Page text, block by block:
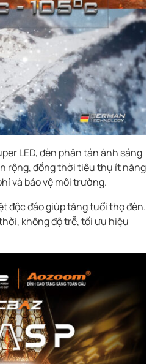
LED, đèn phân tán ánh sáng
rộng, đồng thời tiêu thụ ít năng
và bảo vệ môi trường.
độc đáo giúp tăng tuổi thọ đèn.
không độ trễ, tối ưu hiệu